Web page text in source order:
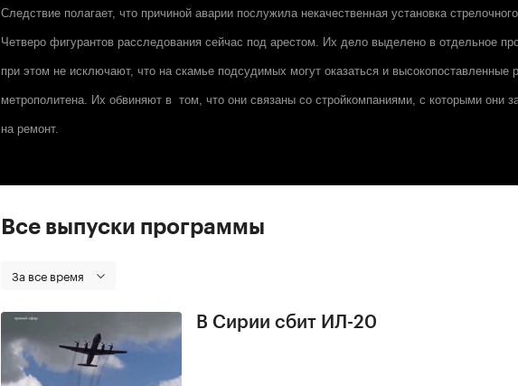
Следствие полагает, что причиной аварии послужила некачественная установка
Четверо фигурантов расследования сейчас под арестом. Их дело выделено в отдельное
при этом не исключают, что на скамье подсудимых могут оказаться и высокопоставленные
метрополитена. Их обвиняют в том, что они связаны со стройкомпаниями, с которыми они
на ремонт.
Все выпуски программы
За все время
В Сирии сбит ИЛ-20